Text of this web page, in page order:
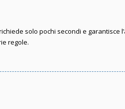
solo pochi secondi e
regole.